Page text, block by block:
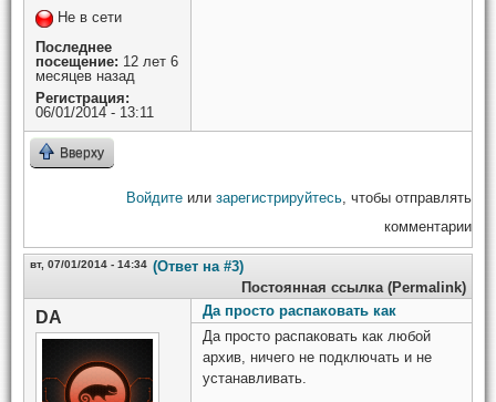
Не в сети
Последнее
посещение: 12 лет 6
месяцев назад
Регистрация:
06/01/2014 - 13:11
Вверху
Войдите или зарегистрируйтесь , чтобы отправлять
комментарии
вт, 07/01/2014 - 14:34 (Ответ на #3)
Постоянная ссылка (Permalink)
DA
Да просто распаковать как
Да просто распаковать как любой
архив, ничего не подключать и не
устанавливать.